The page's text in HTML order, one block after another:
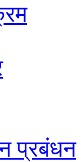
प्रबंधन